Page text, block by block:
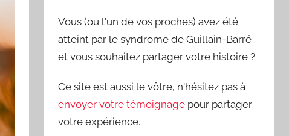
Vous (ou l'un de vos proches) avez été
atteint par le syndrome de Guillain-Barré
et vous souhaitez partager votre histoire ?
Ce site est aussi le vôtre, n'hésitez pas à
envoyer votre témoignage pour partager
votre expérience.